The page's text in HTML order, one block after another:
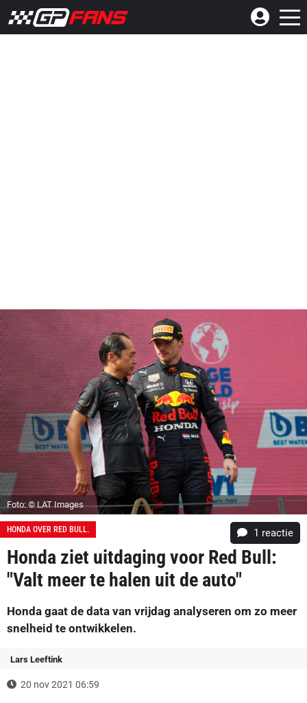
Foto: © LAT Images
HONDA OVER RED BULL. 1 reactie
Honda ziet uitdaging voor Red Bull:
"Valt meer te halen uit de auto"
Honda gaat de data van vrijdag analyseren om zo meer
snelheid te ontwikkelen.
Lars Leeftink
20 nov 2021 06:59